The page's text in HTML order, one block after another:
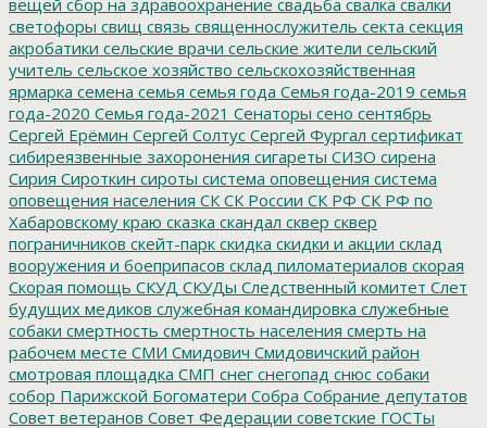
светофоры свищ связь священнослужитель секта секция
акробатики сельские врачи сельские жители сельский
учитель сельское хозяйство сельскохозяйственная
ярмарка семена семья семья года Семья года-2019 семья
года-2020 Семья года-2021 Сенаторы сено сентябрь
Сергей Ерёмин Сергей Солтус Сергей Фургал сертификат
сибиреязвенные захоронения сигареты СИЗО сирена
Сирия Сироткин сироты система оповещения система
оповещения населения СК СК России СК РФ СК РФ по
Хабаровскому краю сказка скандал сквер сквер
пограничников скейт-парк скидка скидки и акции склад
вооружения и боеприпасов склад пиломатериалов скорая
Скорая помощь СКУД СКУДы Следственный комитет Слет
будущих медиков служебная командировка служебные
собаки смертность смертность населения смерть на
рабочем месте СМИ Смидович Смидовичский район
смотровая площадка СМП снег снегопад снюс собаки
собор Парижской Богоматери Собра Собрание депутатов
Совет ветеранов Совет Федерации советские ГОСТы